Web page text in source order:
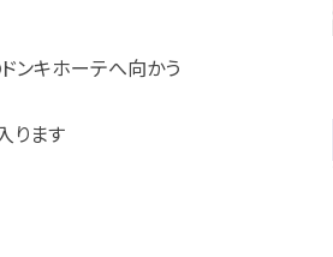
ンキホーテへ向かう